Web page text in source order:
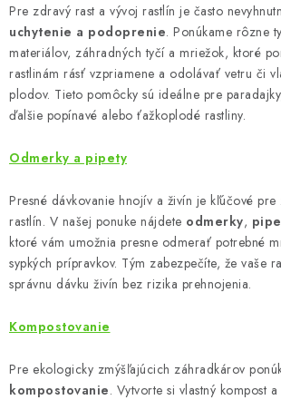
v
ý
p
i
s
Pre zdravý rast a vývoj rastlín je často
uchytenie a podoprenie. Ponúkame rôzne
materiálov, záhradných tyčí a mriežok, ktoré
rastlinám rásť vzpriamene a odolávať vetru či
plodov. Tieto pomôcky sú ideálne pre
ďalšie popínavé alebo ťažkoplodé rastliny.
Odmerky a pipety
Presné dávkovanie hnojív a živín je kľúčové
rastlín. V našej ponuke nájdete odmerky,
ktoré vám umožnia presne odmerať potrebné
sypkých prípravkov. Tým zabezpečíte, že vaše
správnu dávku živín bez rizika prehnojenia.
Kompostovanie
Pre ekologicky zmýšľajúcich záhradkárov
kompostovanie. Vytvorte si vlastný kompost